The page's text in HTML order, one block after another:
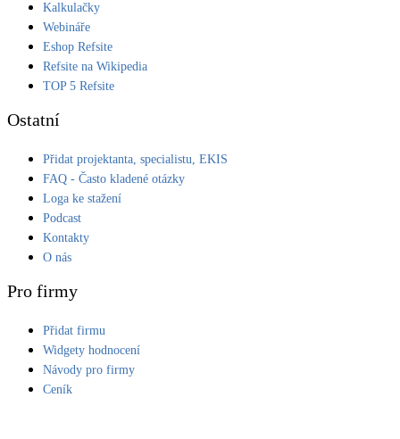
Kalkulačky
Webináře
Eshop Refsite
Refsite na Wikipedia
TOP 5 Refsite
Ostatní
Přidat projektanta, specialistu, EKIS
FAQ - Často kladené otázky
Loga ke stažení
Podcast
Kontakty
O nás
Pro firmy
Přidat firmu
Widgety hodnocení
Návody pro firmy
Ceník